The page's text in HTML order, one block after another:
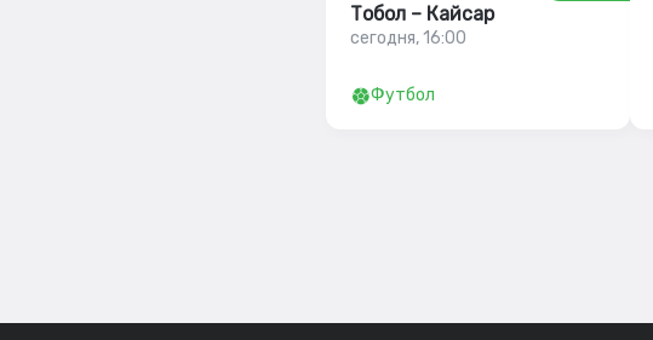
Тобол – Кайсар
сегодня, 16:00
Футбол